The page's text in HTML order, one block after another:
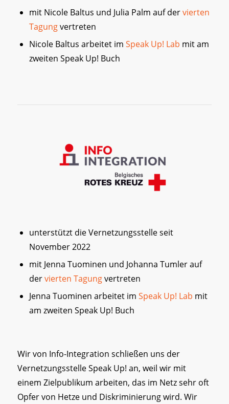
mit Nicole Baltus und Julia Palm auf dervierten
Tagungvertreten
Nicole Baltus arbeitet im Speak Up! Lab mit am
zweiten Speak Up! Buch
unterstützt die Vernetzungsstelle seit
November 2022
mit Jenna Tuominen und Johanna Tumler auf
dervierten Tagungvertreten
Jenna Tuominen arbeitet im Speak Up! Lab mit
am zweiten Speak Up! Buch
Wir von Info-Integration schließen uns der
Vernetzungsstelle Speak Up! an, weil wir mit
einem Zielpublikum arbeiten, das im Netz sehr oft
Opfer von Hetze und Diskriminierung wird. Wir